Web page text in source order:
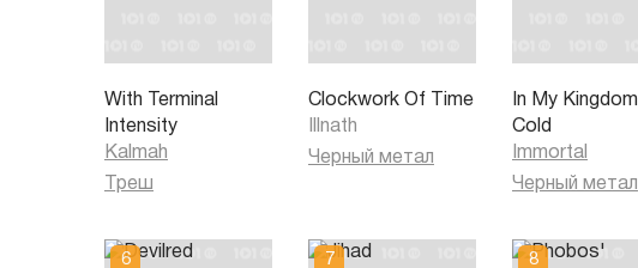
With Terminal
Intensity
Kalmah
Треш
Clockwork Of Time
Illnath
Черный метал
In My Kingdom
Cold
Immortal
Черный метал